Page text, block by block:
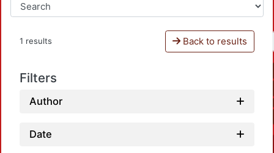
1 results Back to results
Filters
Author
Date